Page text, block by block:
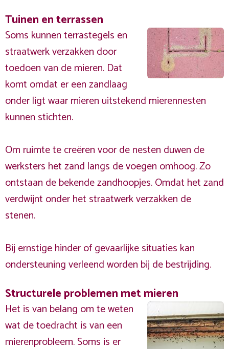
Tuinen en terrassen
Soms kunnen terrastegels en
straatwerk verzakken door
toedoen van de mieren. Dat
komt omdat er een zandlaag
onder ligt waar mieren uitstekend mierennesten
kunnen stichten.
Om ruimte te creëren voor de nesten duwen de
werksters het zand langs de voegen omhoog. Zo
ontstaan de bekende zandhoopjes. Omdat het zand
verdwijnt onder het straatwerk verzakken de
stenen.
Bij ernstige hinder of gevaarlijke situaties kan
ondersteuning verleend worden bij de bestrijding.
Structurele problemen met mieren
Het is van belang om te weten
wat de toedracht is van een
mierenprobleem. Soms is er